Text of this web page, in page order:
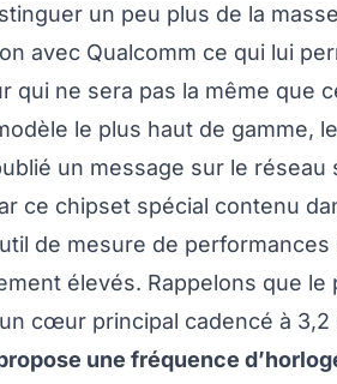
un peu plus de la
avec Qualcomm ce qui lui
qui ne sera pas la même que
le plus haut de gamme,
un message sur le
ce chipset spécial contenu
de mesure de
élevés. Rappelons que
cœur principal cadencé à 3,2
une fréquence